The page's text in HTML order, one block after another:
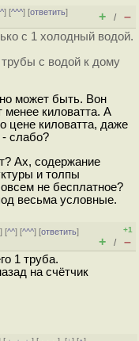
] [^^^] [ответить]
+ / –
с 1 холодный водой.
с водой к дому
может быть. Вон
менее киловатта. А
цене киловатта, даже
- слабо?
Ах, содержание
и толпы
не бесплатное?
весьма условные.
] [^^] [^^^] [ответить]
+1
+ / –
1 труба.
на счётчик